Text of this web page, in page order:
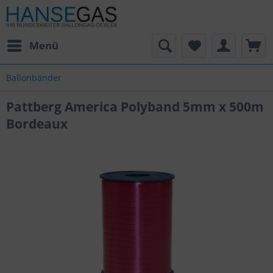
Menü
Ballonbänder
Pattberg America Polyband 5mm x 500m
Bordeaux